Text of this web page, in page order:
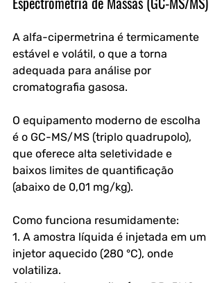
A alfa-cipermetrina é termicamente
estável e volátil, o que a torna
adequada para análise por
cromatografia gasosa.
O equipamento moderno de escolha
é o GC-MS/MS (triplo quadrupolo),
que oferece alta seletividade e
baixos limites de quantificação
(abaixo de 0,01 mg/kg).
Como funciona resumidamente:
1. A amostra líquida é injetada em um
injetor aquecido (280 °C), onde
volatiliza.